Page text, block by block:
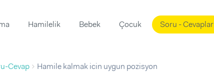
Hamilelik Bebek Çocuk Soru - Cevaplar
Cevap Hamile kalmak icin uygun pozisyon